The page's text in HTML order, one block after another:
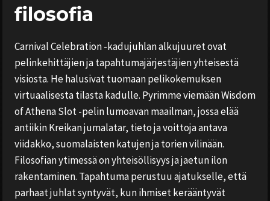
filosofia
Carnival Celebration -kadujuhlan alkujuuret ovat
pelinkehittäjien ja tapahtumajärjestäjien yhteisestä
visiosta. He halusivat tuomaan pelikokemuksen
virtuaalisesta tilasta kadulle. Pyrimme viemään Wisdom
of Athena Slot -pelin lumoavan maailman, jossa elää
antiikin Kreikan jumalatar, tieto ja voittoja antava
viidakko, suomalaisten katujen ja torien vilinään.
Filosofian ytimessä on yhteisöllisyys ja jaetun ilon
rakentaminen. Tapahtuma perustuu ajatukselle, että
parhaat juhlat syntyvät, kun ihmiset kerääntyvät